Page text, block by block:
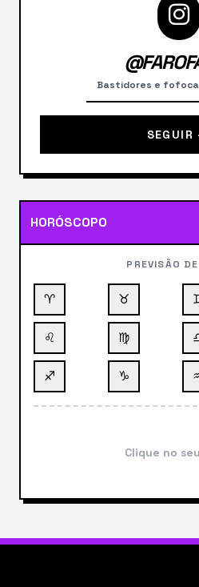
Bastidores e
SEGUIR
HORÓSCOPO
PREVISÃO
♈ ♉
♌ ♍
♐ ♑
Clique no